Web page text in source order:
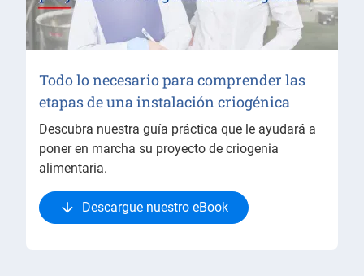
Todo lo necesario para comprender las
etapas de una instalación criogénica
Descubra nuestra guía práctica que le ayudará a
poner en marcha su proyecto de criogenia
alimentaria.
Descargue nuestro eBook